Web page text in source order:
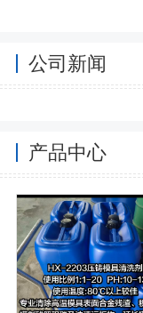
公司新闻
产品中心